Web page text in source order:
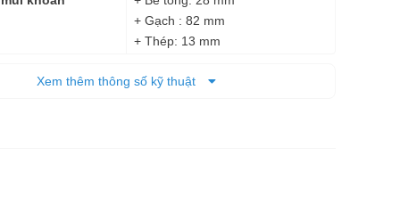
+ Gạch : 82 mm
+ Thép: 13 mm
Xem thêm thông số kỹ thuật